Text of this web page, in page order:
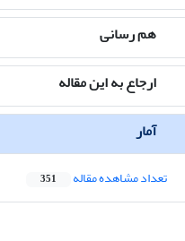
هم رسانی
ارجاع به این مقاله
آمار
تعداد مشاهده مقاله 351